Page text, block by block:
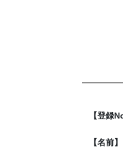
【登録
【名前】